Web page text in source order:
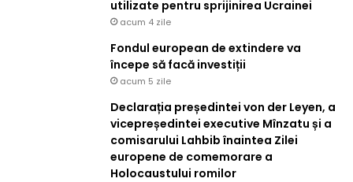
utilizate pentru sprijinirea Ucrainei
acum 4 zile
Fondul european de extindere va
începe să facă investiții
acum 5 zile
Declarația președintei von der Leyen, a
vicepreședintei executive Mînzatu și a
comisarului Lahbib înaintea Zilei
europene de comemorare a
Holocaustului romilor